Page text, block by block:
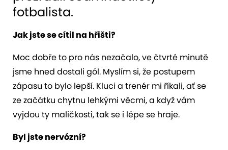
fotbalista.
Jak jste se cítil na hřišti?
Moc dobře to pro nás nezačalo, ve čtvrté minutě
jsme hned dostali gól. Myslím si, že postupem
zápasu to bylo lepší. Kluci a trenér mi říkali, ať se
ze začátku chytnu lehkými věcmi, a když vám
vyjdou ty maličkosti, tak se i lépe se hraje.
Byl jste nervózní?